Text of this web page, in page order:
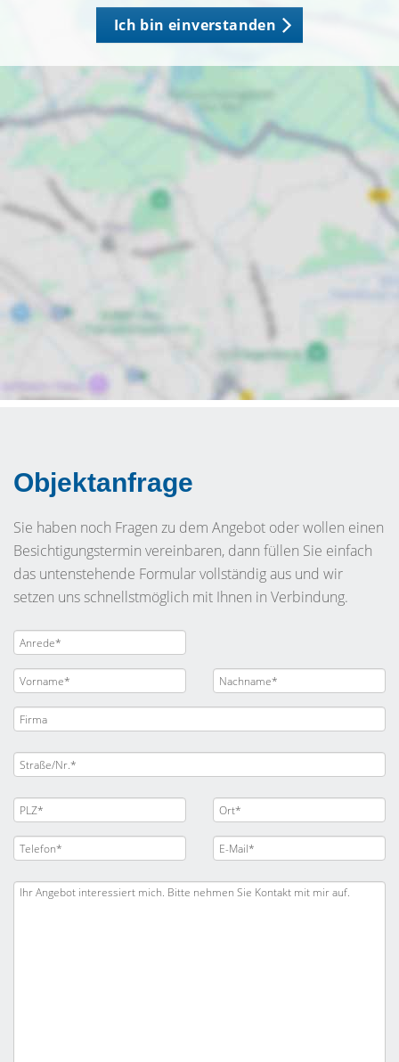
Ich bin einverstanden
Objektanfrage
Sie haben noch Fragen zu dem Angebot oder wollen einen
Besichtigungstermin vereinbaren, dann füllen Sie einfach
das untenstehende Formular vollständig aus und wir
setzen uns schnellstmöglich mit Ihnen in Verbindung.